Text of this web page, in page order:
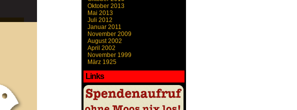
Oktober 2013
Mai 2013
Juli 2012
Januar 2011
November 2009
August 2002
April 2002
November 1999
März 1925
Links